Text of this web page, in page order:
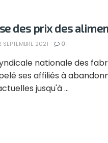
des prix des
2021 0
nationale des
ses affiliés à
jusqu'à ...